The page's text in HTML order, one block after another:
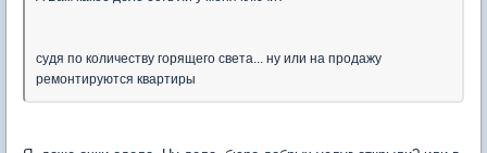
судя по количеству горящего света... ну или на продажу
ремонтируются квартиры